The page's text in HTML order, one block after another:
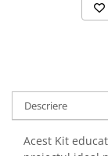
Sigurante
Contactoare
Tablouri Electrice
Descriere
Acest Kit